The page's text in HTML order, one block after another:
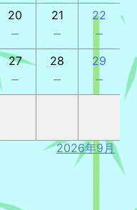
20
－
21
－
22
－
27
－
28
－
29
－
2026年9月